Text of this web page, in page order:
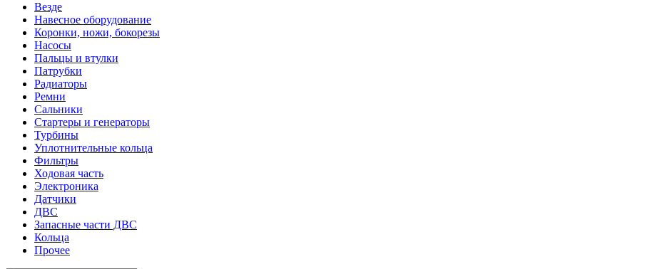
Везде
Навесное оборудование
Коронки, ножи, бокорезы
Насосы
Пальцы и втулки
Патрубки
Радиаторы
Ремни
Сальники
Стартеры и генераторы
Турбины
Уплотнительные кольца
Фильтры
Ходовая часть
Электроника
Датчики
ДВС
Запасные части ДВС
Кольца
Прочее